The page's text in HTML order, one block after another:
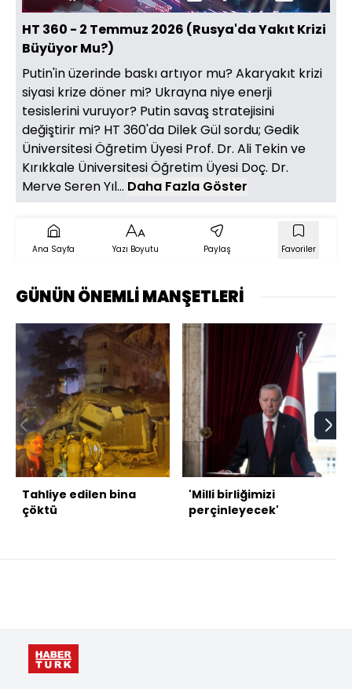
Aç
Hızı
oynatıcıEkran
HT 360 - 2 Temmuz 2026 (Rusya'da Yakıt Krizi
Büyüyor Mu?)
Putin'in üzerinde baskı artıyor mu? Akaryakıt krizi
siyasi krize döner mi? Ukrayna niye enerji
tesislerini vuruyor? Putin savaş stratejisini
değiştirir mi? HT 360'da Dilek Gül sordu; Gedik
Üniversitesi Öğretim Üyesi Prof. Dr. Ali Tekin ve
Kırıkkale Üniversitesi Öğretim Üyesi Doç. Dr.
Merve Seren Yıl... Daha Fazla Göster
Ana Sayfa Yazı Boyutu Paylaş Favoriler
GÜNÜN ÖNEMLİ MANŞETLERİ
Tahliye edilen bina
çöktü
'Milli birliğimizi
perçinleyecek'